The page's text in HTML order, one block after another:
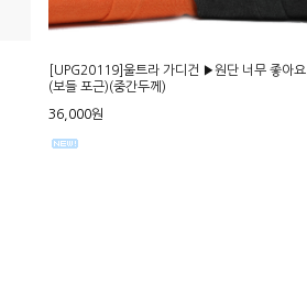
[UPG20119]울트라 가디건 ▶원단 너무 좋아요.
(보들 포근)(중간두께)
36,000원